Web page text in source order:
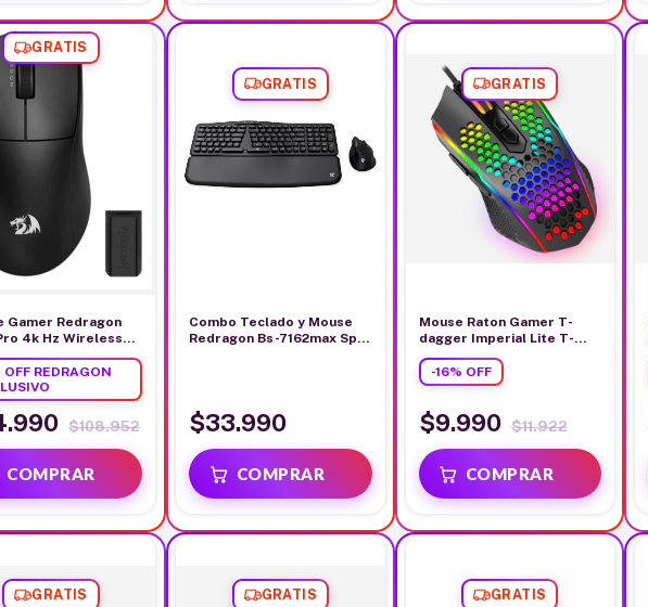
GRATIS
Gamer Redragon
4k Hz Wireless
REDRAGON
$108.952
GRATIS
Combo Teclado y Mouse
Redragon Bs-7162max Sp 2
$33.990
GRATIS
Mouse Raton Gamer T-
dagger Imperial Lite T-
-16% OFF
$9.990 $11.922
GRATIS GRATIS GRATIS